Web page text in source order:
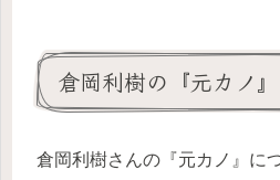
倉岡利樹の『元カノ』
倉岡利樹さんの『元カノ』に